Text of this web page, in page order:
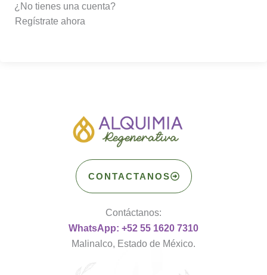
¿No tienes una cuenta?
Regístrate ahora
CONTACTANOS
Contáctanos:
WhatsApp: +52 55 1620 7310
Malinalco, Estado de México.